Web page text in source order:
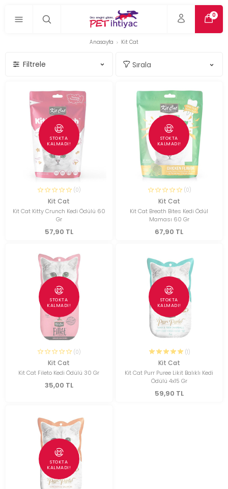
0
Anasayfa Kit Cat
Filtrele
STOKTA
KALMADI!
(0)
Kit Cat
Kit Cat Kitty Crunch Kedi Ödülü 60
Gr
57,90 TL
STOKTA
KALMADI!
(0)
Kit Cat
Kit Cat Breath Bites Kedi Ödül
Maması 60 Gr
67,90 TL
STOKTA
KALMADI!
(0)
Kit Cat
Kit Cat Fileto Kedi Ödülü 30 Gr
35,00 TL
STOKTA
KALMADI!
(1)
Kit Cat
Kit Cat Purr Puree Likit Balıklı Kedi
Ödülü 4x15 Gr
59,90 TL
STOKTA
KALMADI!